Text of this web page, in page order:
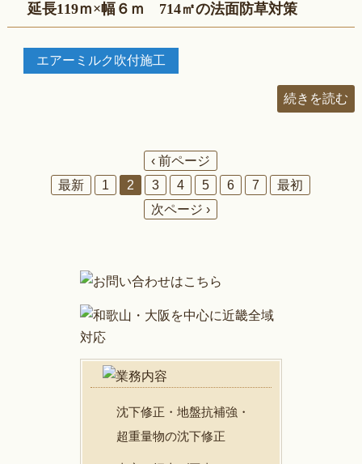
延長119ｍ×幅６ｍ 714㎡の法面防草対策
エアーミルク吹付施工
続きを読む
‹ 前ページ
最新
1 2 3 4 5 6 7
最初
次ページ ›
沈下修正・地盤抗補強・
超重量物の沈下修正